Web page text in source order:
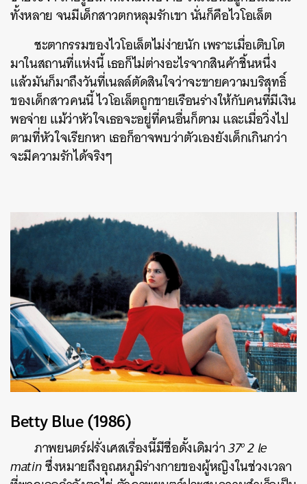
ทั้งหลาย จนมีเด็กสาวตกหลุมรักเขา นั่นก็คือไวโอเล็ต
ชะตากรรมของไวโอเล็ตไม่ง่ายนัก เพราะเมื่อเติบโต
มาในสถานที่แห่งนี้ เธอก็ไม่ต่างอะไรจากสินค้าชิ้นหนึ่ง
แล้วมันก็มาถึงวันที่เนลล์ตัดสินใจว่าจะขายความบริสุทธิ์
ของเด็กสาวคนนี้ ไวโอเล็ตถูกขายเรือนร่างให้กับคนที่มีเงิน
พอจ่าย แม้ว่าหัวใจเธอจะอยู่ที่คนอื่นก็ตาม และเมื่อวิ่งไป
ตามที่หัวใจเรียกหา เธอก็อาจพบว่าตัวเองยังเด็กเกินกว่า
จะมีความรักได้จริงๆ
Betty Blue (1986)
ภาพยนตร์ฝรั่งเศสเรื่องนี้มีชื่อดั้งเดิมว่า37° 2 le
matinซึ่งหมายถึงอุณหภูมิร่างกายของผู้หญิงในช่วงเวลา